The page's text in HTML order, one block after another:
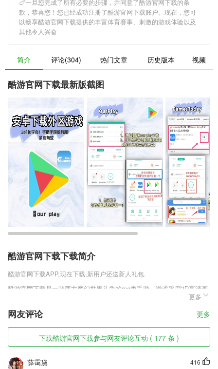
🍗一旦您完成了所有必要的步骤，并同意了酷游官网下载的条
款，恭喜您！您已经成功注册了酷游官网下载账户。现在，您可
以畅享酷游官网下载提供的丰富体育赛事、刺激的游戏体验以及
其他令人兴奋
简介 评论(304) 热门文章 历史版本 视频
酷游官网下载最新版截图
酷游官网下载下载简介
酷游官网下载APP,现在下载,新用户还送新人礼包.
酷游官网下载是一款西方魔幻世界斗争的rpg类手游，游戏采用3D高清画
面设计，智慧策略战斗的玩法，华丽丰富的武器系统，搭配强大的战斗阵
容，让你享受爽快刺激的游戏体验。在这里您可以感受到异域风情的战斗
场景，不论是装备、羽翼还是神盾这些都可以更好的打造的，还有更加炫
酷的造型让您选择。
酷游官网下载软件特色
1,创新1对1学车、练车模式，颠覆传统。
更多
网友评论 更多
下载酷游官网下载参与网友评论互动 ( 177 条 )
416
薛霭黛